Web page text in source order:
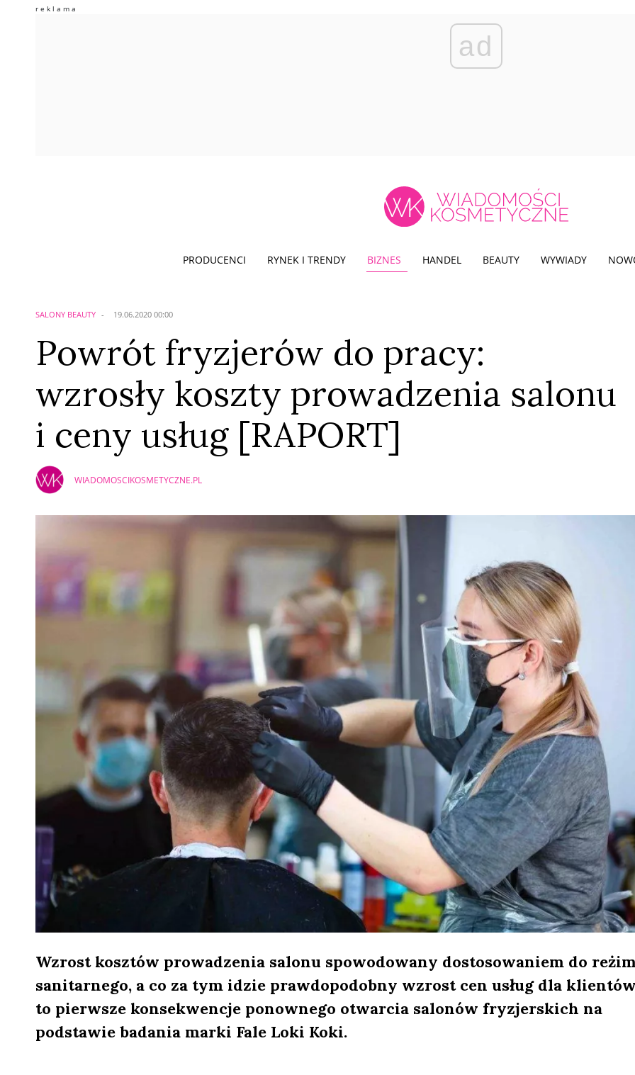
ad
PRODUCENCI RYNEK I TRENDY BIZNES HANDEL BEAUTY WYWIADY
SALONY BEAUTY 19.06.2020 00:00
Powrót fryzjerów do pracy:
wzrosły koszty prowadzenia salonu
i ceny usług [RAPORT]
WIADOMOSCIKOSMETYCZNE.PL
Wzrost kosztów prowadzenia salonu spowodowany dostosowaniem do
sanitarnego, a co za tym idzie prawdopodobny wzrost cen usług dla
to pierwsze konsekwencje ponownego otwarcia salonów fryzjerskich na
podstawie badania marki Fale Loki Koki.